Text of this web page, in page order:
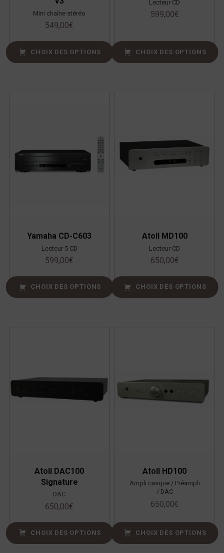
Mini chaîne stéréo
549,00€
CHOIX DES OPTIONS
Lecteur CD
599,00€
CHOIX DES OPTIONS
Yamaha CD-C603
Lecteur 5 CD
599,00€
CHOIX DES OPTIONS
Atoll MD100
Lecteur CD
650,00€
CHOIX DES OPTIONS
Atoll DAC100
Signature
DAC
650,00€
CHOIX DES OPTIONS
Atoll HD100
Ampli casque / Préampli
/ DAC
650,00€
CHOIX DES OPTIONS